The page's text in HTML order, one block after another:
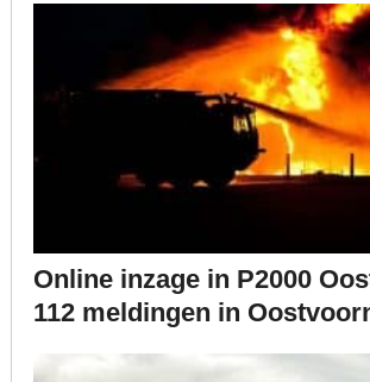
Online inzage in P2000
112 meldingen in